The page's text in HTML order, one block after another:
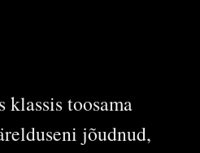
klassis toosama
jõudnud,